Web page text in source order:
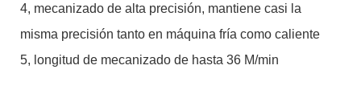
4, mecanizado de alta precisión, mantiene casi la
misma precisión tanto en máquina fría como caliente
5, longitud de mecanizado de hasta 36 M/min